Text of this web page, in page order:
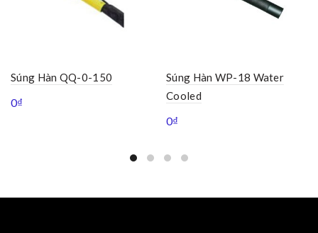
Súng Hàn QQ-0-150
0₫
Súng Hàn WP-18 Water
Cooled
0₫